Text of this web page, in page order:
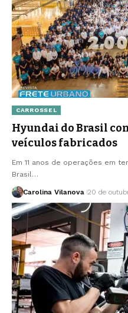
CARROSSEL
Hyundai do Brasil
veículos fabricados
Em 11 anos de operações em
Brasil…
Carolina Vilanova 20 de